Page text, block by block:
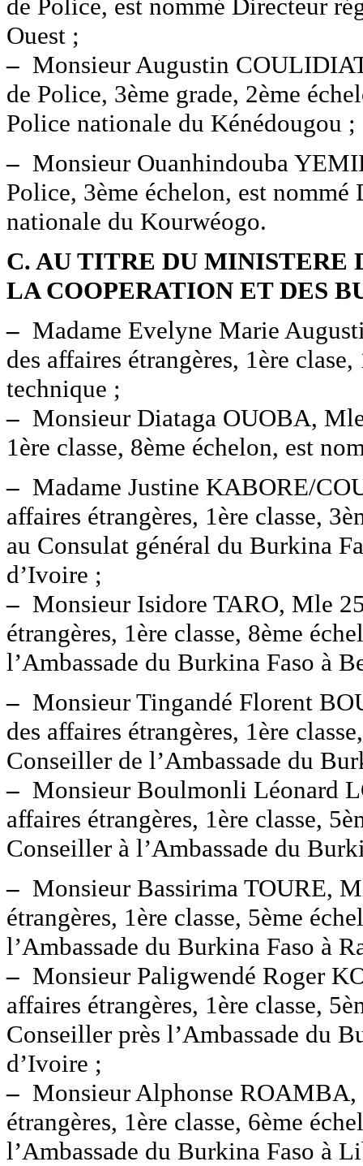
de Police, est nommé Directeur
Ouest ;
– Monsieur Augustin
de Police, 3ème grade, 2ème
Police nationale du Kénédougou ;
– Monsieur Ouanhindouba
Police, 3ème échelon, est
nationale du Kourwéogo.
C. AU TITRE DU MINISTERE
LA COOPERATION ET DES
– Madame Evelyne Marie
des affaires étrangères, 1ère
technique ;
– Monsieur Diataga OUOBA,
1ère classe, 8ème échelon, est
– Madame Justine KABORE/
affaires étrangères, 1ère classe,
au Consulat général du Burkina
d’Ivoire ;
– Monsieur Isidore TARO, Mle
étrangères, 1ère classe, 8ème
l’Ambassade du Burkina Faso à
– Monsieur Tingandé Florent
des affaires étrangères, 1ère
Conseiller de l’Ambassade du
– Monsieur Boulmonli Léonard
affaires étrangères, 1ère classe,
Conseiller à l’Ambassade du
– Monsieur Bassirima TOURE,
étrangères, 1ère classe, 5ème
l’Ambassade du Burkina Faso à
– Monsieur Paligwendé Roger
affaires étrangères, 1ère classe,
Conseiller près l’Ambassade du
d’Ivoire ;
– Monsieur Alphonse
étrangères, 1ère classe, 6ème
l’Ambassade du Burkina Faso à